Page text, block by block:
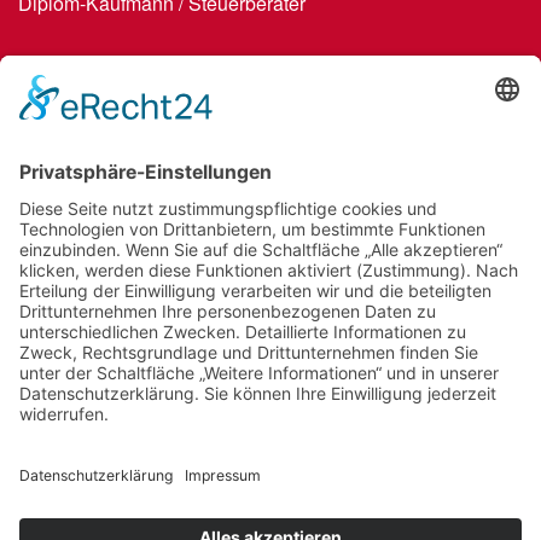
Wir benötigen Ihre Zustimmung, um den
Google Maps-Service zu laden!
Wir verwenden einen Service eines
Drittanbieters, um Karteninhalte einzubetten.
Dieser Service kann Daten zu Ihren Aktivitäten
sammeln. Bitte lesen Sie die Details durch und
stimmen Sie der Nutzung des Service zu, um
diese Karte anzuzeigen.
Mehr Informationen
Platform&eRecht24